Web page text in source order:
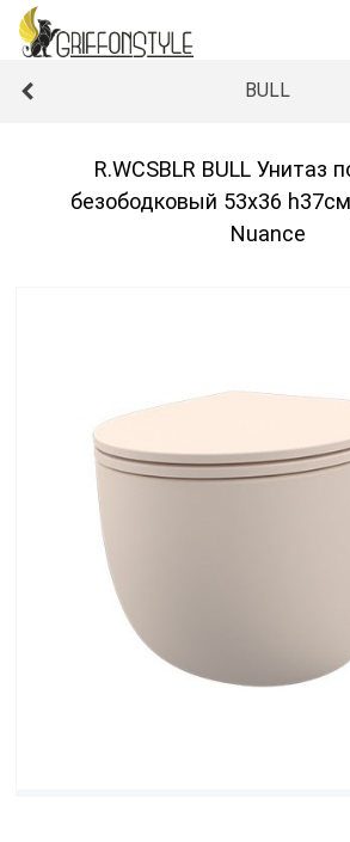
BULL
R.WCSBLR BULL Унитаз
безободковый 53x36
Nuance